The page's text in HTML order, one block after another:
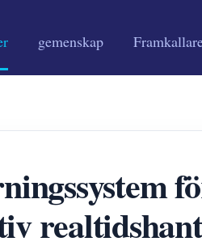
gemenskap